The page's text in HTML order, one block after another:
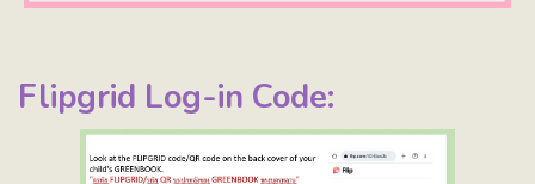
Flipgrid Log-in Code: